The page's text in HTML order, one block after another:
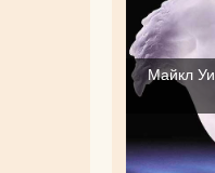
Майкл